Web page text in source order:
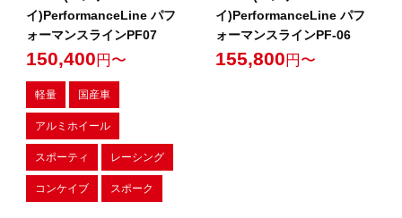
イ)PerformanceLine パフ
ォーマンスラインPF07
150,400 円〜
軽量 国産車
アルミホイール
スポーティ レーシング
コンケイブ スポーク
イ)PerformanceLine パフ
ォーマンスラインPF-06
155,800 円〜